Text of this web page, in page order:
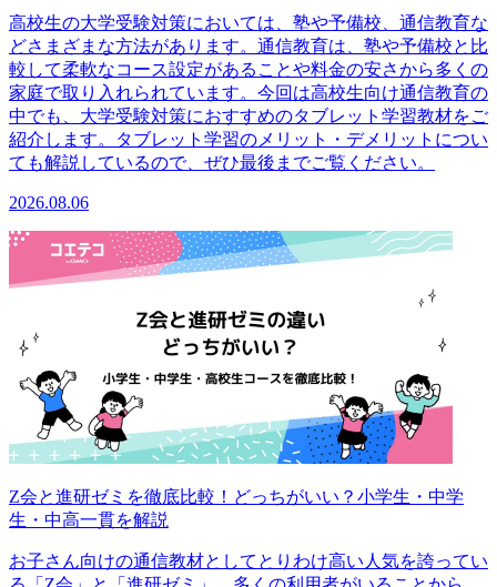
高校生の大学受験対策においては、塾や予備校、通信教育な
どさまざまな方法があります。通信教育は、塾や予備校と比
較して柔軟なコース設定があることや料金の安さから多くの
家庭で取り入れられています。今回は高校生向け通信教育の
中でも、大学受験対策におすすめのタブレット学習教材をご
紹介します。タブレット学習のメリット・デメリットについ
ても解説しているので、ぜひ最後までご覧ください。
2026.08.06
Z会と進研ゼミを徹底比較！どっちがいい？小学生・中学
生・中高一貫を解説
お子さん向けの通信教材としてとりわけ高い人気を誇ってい